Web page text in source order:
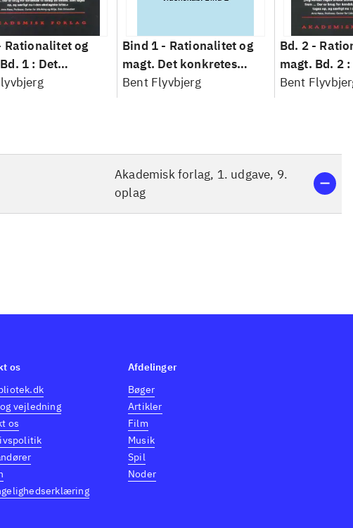
Rationalitet og
1 : Det
videnskab
Bind 1 - Rationalitet og
magt. Det konkretes
videnskab. Bind 1
Bent Flyvbjerg
Bd. 2 -
magt. Bd. 2
baseret
Bent
Akademisk forlag, 1. udgave, 9.
oplag
os
vejledning
os
Afdelinger
Bøger
Artikler
Film
Musik
Spil
Noder